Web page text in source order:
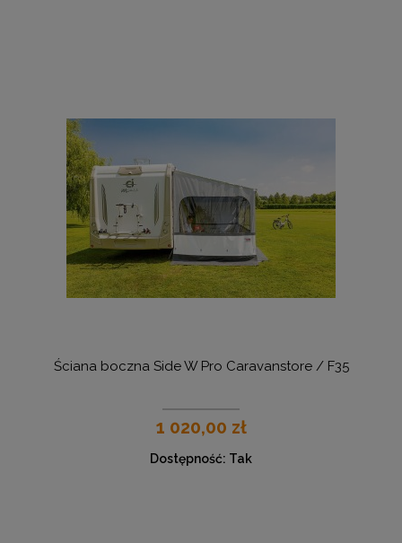
Ściana boczna Side W Pro Caravanstore / F35
1 020,00 zł
Dostępność: Tak